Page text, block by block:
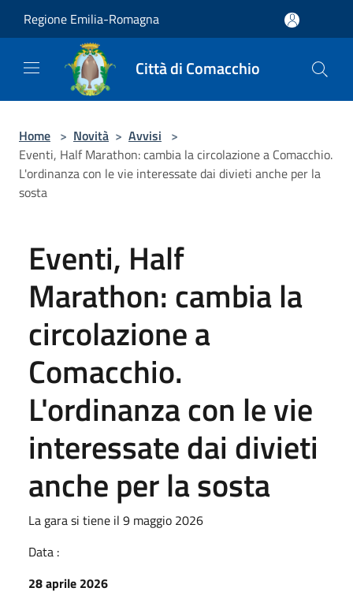
Regione Emilia-Romagna
Città di Comacchio
Home > Novità > Avvisi >
Eventi, Half Marathon: cambia la circolazione a Comacchio.
L'ordinanza con le vie interessate dai divieti anche per la
sosta
Eventi, Half
Marathon: cambia la
circolazione a
Comacchio.
L'ordinanza con le vie
interessate dai divieti
anche per la sosta
La gara si tiene il 9 maggio 2026
Data :
28 aprile 2026